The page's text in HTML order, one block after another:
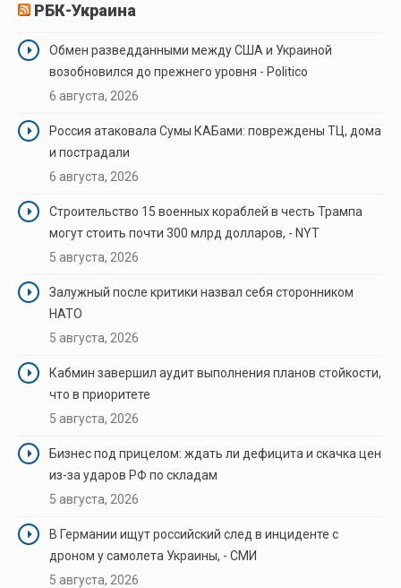
РБК-Украина
Обмен разведданными между США и Украиной
возобновился до прежнего уровня - Politico
6 августа, 2026
Россия атаковала Сумы КАБами: повреждены ТЦ, дома
и пострадали
6 августа, 2026
Строительство 15 военных кораблей в честь Трампа
могут стоить почти 300 млрд долларов, - NYT
5 августа, 2026
Залужный после критики назвал себя сторонником
НАТО
5 августа, 2026
Кабмин завершил аудит выполнения планов стойкости,
что в приоритете
5 августа, 2026
Бизнес под прицелом: ждать ли дефицита и скачка цен
из-за ударов РФ по складам
5 августа, 2026
В Германии ищут российский след в инциденте с
дроном у самолета Украины, - СМИ
5 августа, 2026